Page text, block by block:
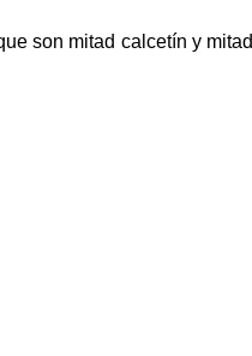
son mitad calcetín y mitad